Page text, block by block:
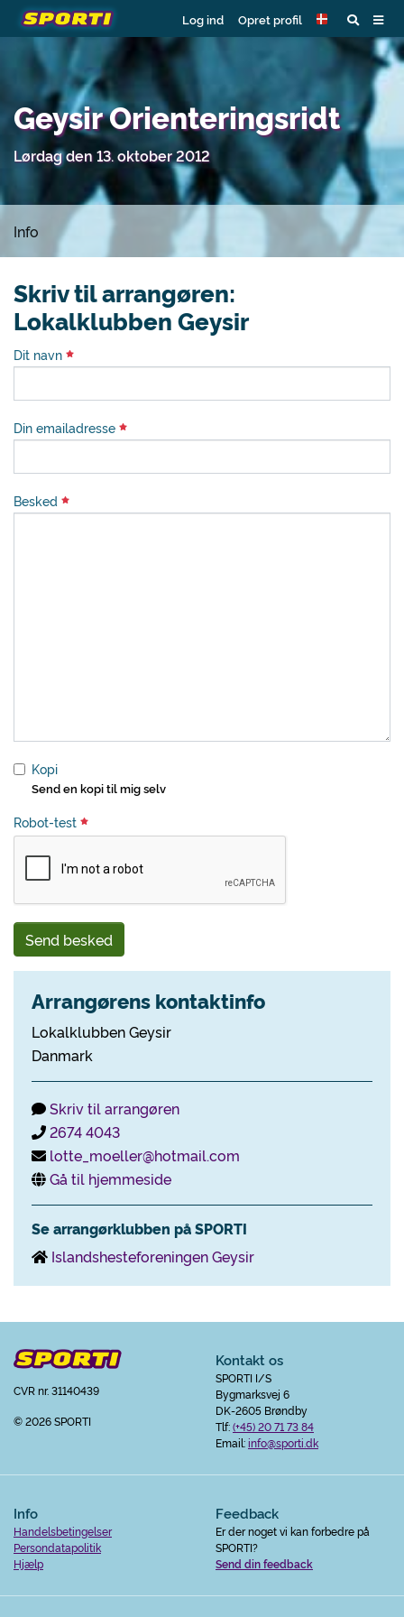
Log ind Opret profil
Geysir Orienteringsridt
Lørdag den 13. oktober 2012
Info
Skriv til arrangøren:
Lokalklubben Geysir
Dit navn
Din emailadresse
Besked
Kopi
Send en kopi til mig selv
Robot-test
Send besked
Arrangørens kontaktinfo
Lokalklubben Geysir
Danmark
Skriv til arrangøren
2674 4043
lotte_moeller@hotmail.com
Gå til hjemmeside
Se arrangørklubben på SPORTI
Islandshesteforeningen Geysir
CVR nr. 31140439
© 2026 SPORTI
Kontakt os
SPORTI I/S
Bygmarksvej 6
DK-2605 Brøndby
Tlf:(+45) 20 71 73 84
Email:info@sporti.dk
Info
Handelsbetingelser
Persondatapolitik
Hjælp
Feedback
Er der noget vi kan forbedre på
SPORTI?
Send din feedback